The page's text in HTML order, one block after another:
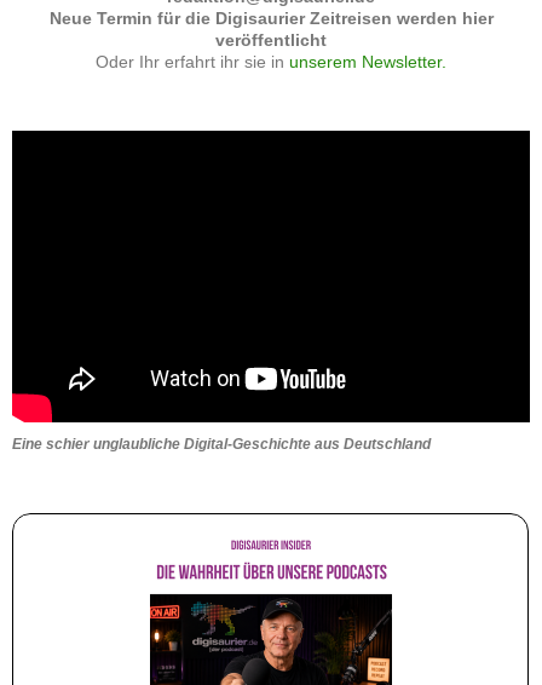
Neue Termin für die Digisaurier Zeitreisen werden hier
veröffentlicht
Oder Ihr erfahrt ihr sie in unserem Newsletter.
Eine schier unglaubliche Digital-Geschichte aus Deutschland